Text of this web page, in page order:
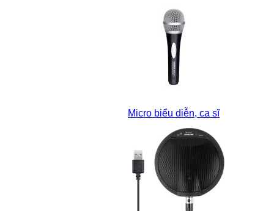
Micro biểu diễn, ca sĩ